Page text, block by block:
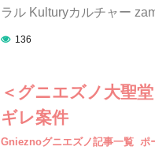
ラル Kulturyカルチャー
136
＜グニエズノ大聖
ギレ案件
Gnieznoグニエズノ記事一覧 ポ